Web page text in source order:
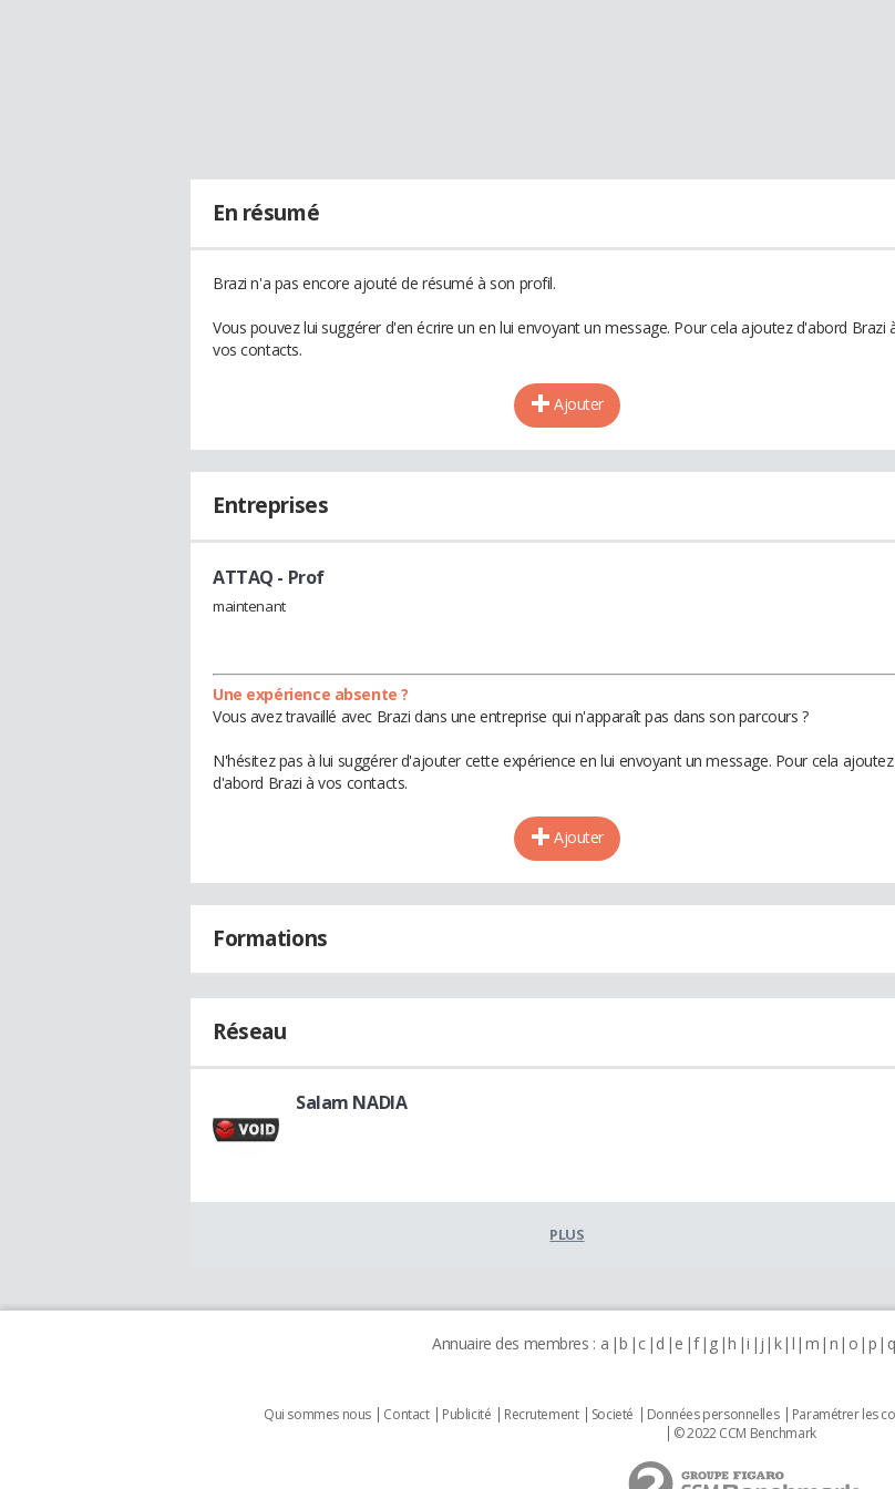
En résumé
Brazi n'a pas encore ajouté de résumé à son profil.
Vous pouvez lui suggérer d'en écrire un en lui envoyant un message. Pour cela ajoutez d'abord Brazi
vos contacts.
Ajouter
Entreprises
ATTAQ - Prof
maintenant
Une expérience absente ?
Vous avez travaillé avec Brazi dans une entreprise qui n'apparaît pas dans son parcours ?
N'hésitez pas à lui suggérer d'ajouter cette expérience en lui envoyant un message. Pour cela ajoutez
d'abord Brazi à vos contacts.
Ajouter
Formations
Réseau
Salam NADIA
PLUS
Annuaire des membres : a b c d e f g h i j k l m n o p q
Qui sommes nous Contact Publicité Recrutement Societé Données personnelles Paramétrer les
© 2022 CCM Benchmark